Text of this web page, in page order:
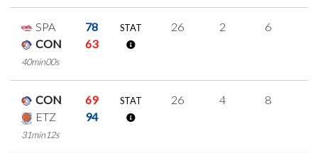
SPA
78
CON
63
40min00s
STAT 26 2 6
CON
69
ETZ
94
31min12s
STAT 26 4 8